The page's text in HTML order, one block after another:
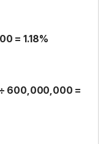
= 1.18%
÷ 600,000,000 =